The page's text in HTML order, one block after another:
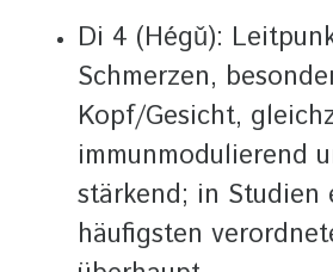
Di 4 (Hégǔ):
Schmerzen,
Kopf/Gesicht,
immunmodulierend
stärkend; in Studien
häufigsten